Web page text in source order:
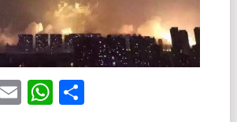
EmailWhatsApp
分